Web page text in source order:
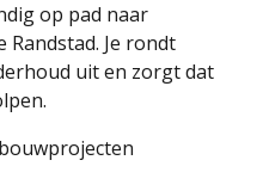
op pad naar
Je rondt
uit en zorgt dat